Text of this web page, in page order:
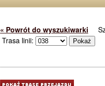
« Powrót do wyszukiwarki
Trasa linii: